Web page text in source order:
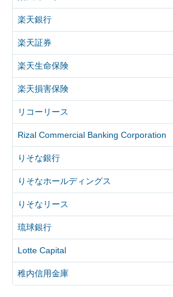
楽天銀行
楽天証券
楽天生命保険
楽天損害保険
リコーリース
Rizal Commercial Banking Corporation
りそな銀行
りそなホールディングス
りそなリース
琉球銀行
Lotte Capital
稚内信用金庫